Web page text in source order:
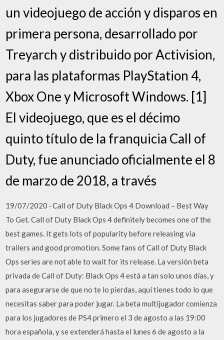
un videojuego de acción y disparos en
primera persona, desarrollado por
Treyarch y distribuido por Activision,
para las plataformas PlayStation 4,
Xbox One y Microsoft Windows. [1]
El videojuego, que es el décimo
quinto título de la franquicia Call of
Duty, fue anunciado oficialmente el 8
de marzo de 2018, a través
19/07/2020 · Call of Duty Black Ops 4 Download – Best Way
To Get. Call of Duty Black Ops 4 definitely becomes one of the
best games. It gets lots of popularity before releasing via
trailers and good promotion. Some fans of Call of Duty Black
Ops series are not able to wait for its release. La versión beta
privada de Call of Duty: Black Ops 4 está a tan solo unos días, y
para asegurarse de que no te lo pierdas, aquí tienes todo lo que
necesitas saber para poder jugar. La beta multijugador comienza
para los jugadores de PS4 primero el 3 de agosto a las 19:00
hora española, y se extenderá hasta el lunes 6 de agosto a la